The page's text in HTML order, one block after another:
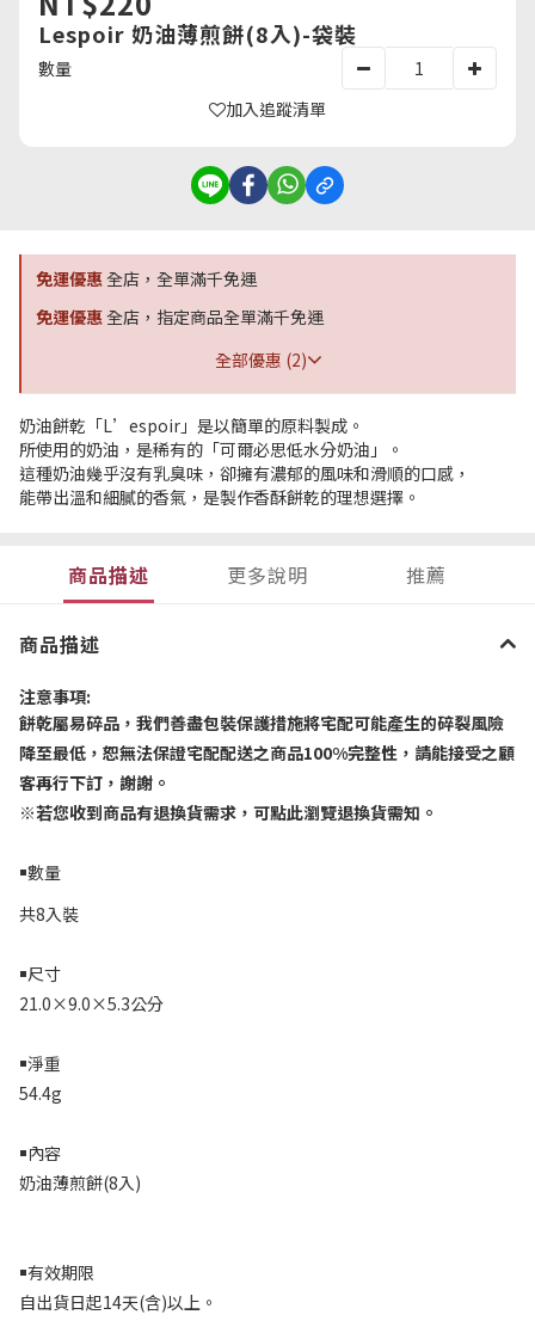
Lespoir 奶油薄煎餅(8入)-袋裝
數量
加入追蹤清單
免運優惠全店，全單滿千免運
免運優惠全店，指定商品全單滿千免運
全部優惠 (2)
奶油餅乾「L’espoir」是以簡單的原料製成。
所使用的奶油，是稀有的「可爾必思低水分奶油」。
這種奶油幾乎沒有乳臭味，卻擁有濃郁的風味和滑順的口感，
能帶出溫和細膩的香氣，是製作香酥餅乾的理想選擇。
商品描述 更多說明 推薦
商品描述
注意事項:
餅乾屬易碎品，我們善盡包裝保護措施將宅配可能產生的碎裂風險
降至最低，恕無法保證宅配配送之商品100%完整性，請能接受之顧
客再行下訂，謝謝。
※若您收到商品有退換貨需求，可點此瀏覽退換貨需知。
￭數量
共8入裝
￭尺寸
21.0×9.0×5.3公分
￭淨重
54.4g
￭內容
奶油薄煎餅(8入)
￭有效期限
自出貨日起14天(含)以上。